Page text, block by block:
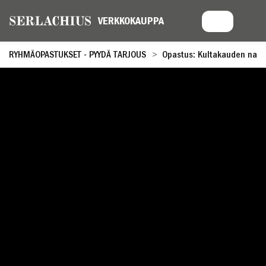
RYHMÄOPASTUKSET - PYYDÄ TARJOUS Opastus: Kultakauden